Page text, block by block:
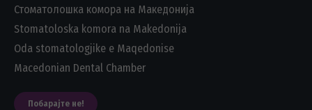
Стоматолошка комора на Македонија
Stomatoloska komora na Makedonija
Oda stomatologjike e Maqedonise
Macedonian Dental Chamber
Побарајте не!